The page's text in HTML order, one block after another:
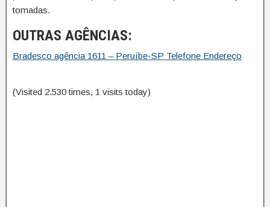
tomadas.
OUTRAS AGÊNCIAS:
Bradesco agência 1611 – Peruíbe-SP Telefone Endereço
(Visited 2.530 times, 1 visits today)